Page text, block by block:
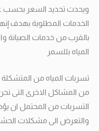
ويحدث تحديد السعر بحسب
الخدمات المطلوبة بهدف
بالقرب من خدمات الصيانة
المياه بللسمر
تسربات المياه من المتشكلة
من المشاكل الاخرى التى
التسربات من المحتمل ان
والتعرض الى مشكلات